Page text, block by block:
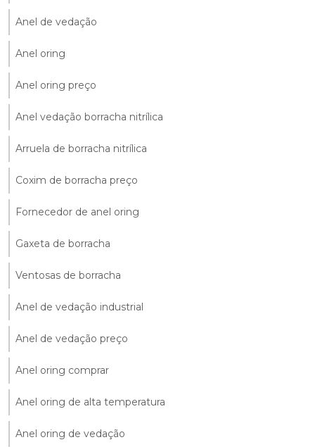
Anel de vedação
Anel oring
Anel oring preço
Anel vedação borracha nitrílica
Arruela de borracha nitrílica
Coxim de borracha preço
Fornecedor de anel oring
Gaxeta de borracha
Ventosas de borracha
Anel de vedação industrial
Anel de vedação preço
Anel oring comprar
Anel oring de alta temperatura
Anel oring de vedação